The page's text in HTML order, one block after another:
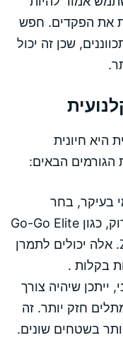
את הפקדים. חפש
שכן זה יכול
היא חיונית
הבאים:
בעיקר, בחר
במכשיר עם רדיוס סיבוב הדוק, כגון Go-Go Elite
Traveller® או Zero Turn 8. אלה יכולים לתמרן
בקלות .
ייתכן שיהיה צורך
חזק יותר. זה
בשטחים שונים.